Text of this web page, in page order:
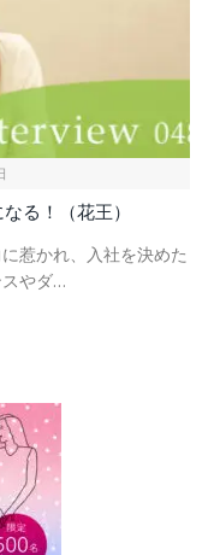
る！（花王）
惹かれ、入社を決めた
やダ…